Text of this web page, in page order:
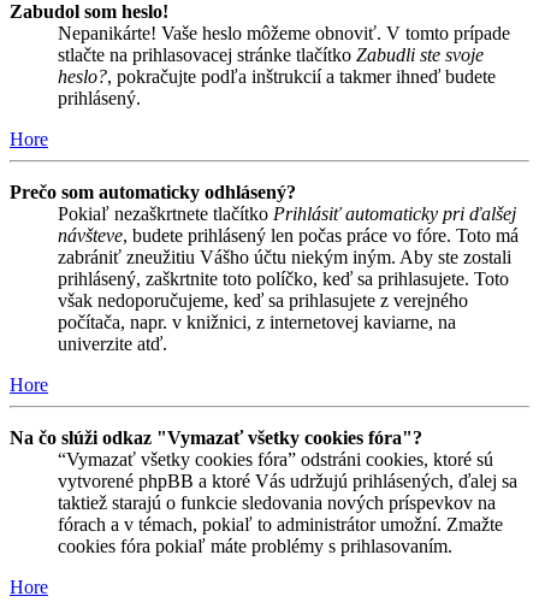
Zabudol som heslo!
Nepanikárte! Vaše heslo môžeme obnoviť. V tomto prípade
stlačte na prihlasovacej stránke tlačítko Zabudli ste svoje
heslo?, pokračujte podľa inštrukcií a takmer ihneď budete
prihlásený.
Hore
Prečo som automaticky odhlásený?
Pokiaľ nezaškrtnete tlačítko Prihlásiť automaticky pri ďalšej
návšteve, budete prihlásený len počas práce vo fóre. Toto má
zabrániť zneužitiu Vášho účtu niekým iným. Aby ste zostali
prihlásený, zaškrtnite toto políčko, keď sa prihlasujete. Toto
však nedoporučujeme, keď sa prihlasujete z verejného
počítača, napr. v knižnici, z internetovej kaviarne, na
univerzite atď.
Hore
Na čo slúži odkaz "Vymazať všetky cookies fóra"?
“Vymazať všetky cookies fóra” odstráni cookies, ktoré sú
vytvorené phpBB a ktoré Vás udržujú prihlásených, ďalej sa
taktiež starajú o funkcie sledovania nových príspevkov na
fórach a v témach, pokiaľ to administrátor umožní. Zmažte
cookies fóra pokiaľ máte problémy s prihlasovaním.
Hore